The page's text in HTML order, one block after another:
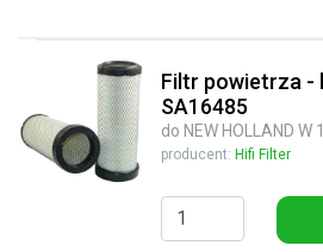
Filtr powietrza -
SA16485
do NEW HOLLAND W
producent: Hifi Filter